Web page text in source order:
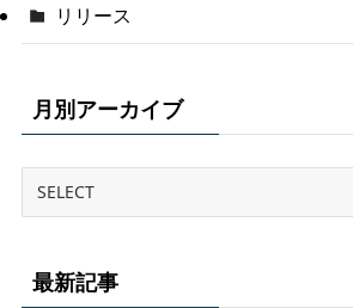
リリース
月別アーカイブ
最新記事